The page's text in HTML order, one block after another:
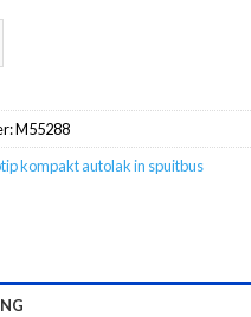
55288 zilver metallic
M55288
kompakt autolak in spuitbus